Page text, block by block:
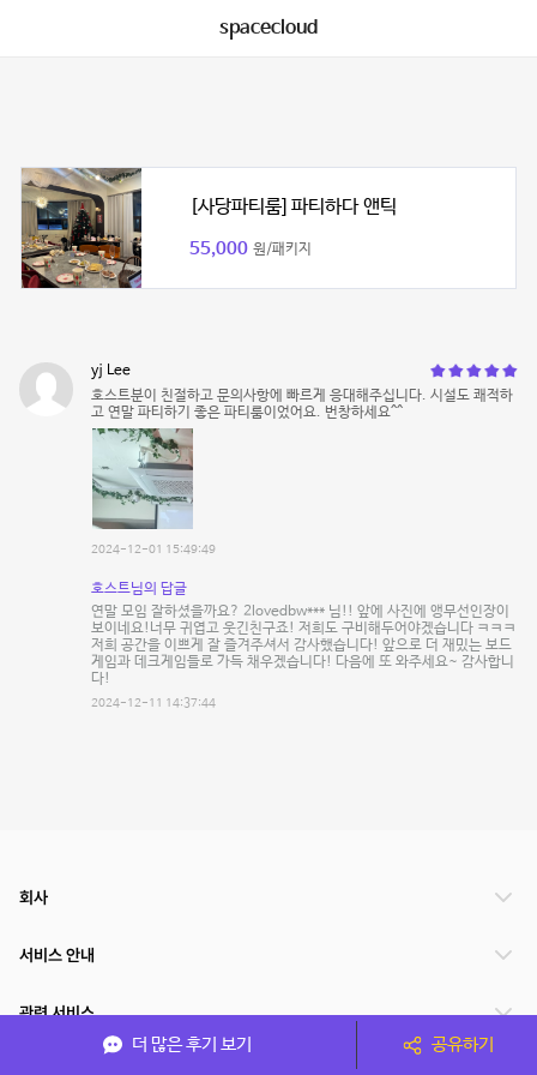
spacecloud
[사당파티룸] 파티하다 앤틱
55,000 원/패키지
yj Lee
호스트분이 친절하고 문의사항에 빠르게 응대해주십니다. 시설도 쾌적하
고 연말 파티하기 좋은 파티룸이었어요. 번창하세요^^
2024-12-01 15:49:49
호스트님의 답글
연말 모임 잘하셨을까요? 2lovedbw*** 님!! 앞에 사진에 앵무선인장이
보이네요!너무 귀엽고 웃긴친구죠! 저희도 구비해두어야겠습니다 ㅋㅋㅋ
저희 공간을 이쁘게 잘 즐겨주셔서 감사했습니다! 앞으로 더 재밌는 보드
게임과 데크게임들로 가득 채우겠습니다! 다음에 또 와주세요~ 감사합니
다!
2024-12-11 14:37:44
더 많은 후기 보기 공유하기
회사
서비스 안내
관련 서비스